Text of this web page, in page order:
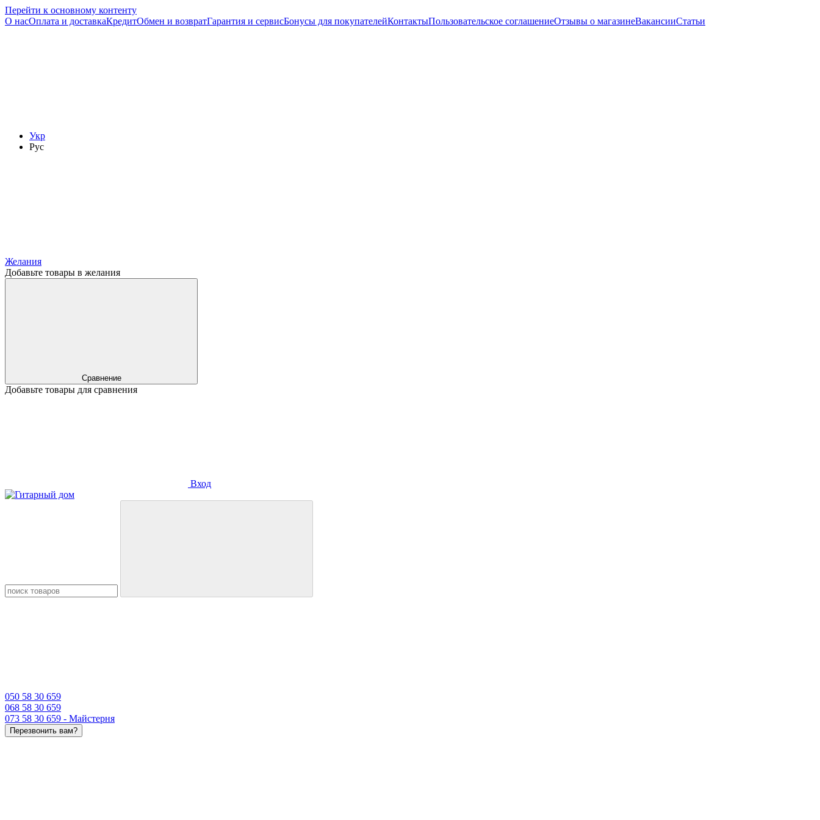
Перейти к основному контенту
О насОплата и доставкаКредитОбмен и возвратГарантия и сервисБонусы для покупателейКонтактыПользовательское соглашениеОтзывы о магазинеВакансииСтатьи
Укр
Рус
Желания
Добавьте товары в желания
Сравнение
Добавьте товары для сравнения
Вход
050 58 30 659
068 58 30 659
073 58 30 659 - Майстерня
Перезвонить вам?